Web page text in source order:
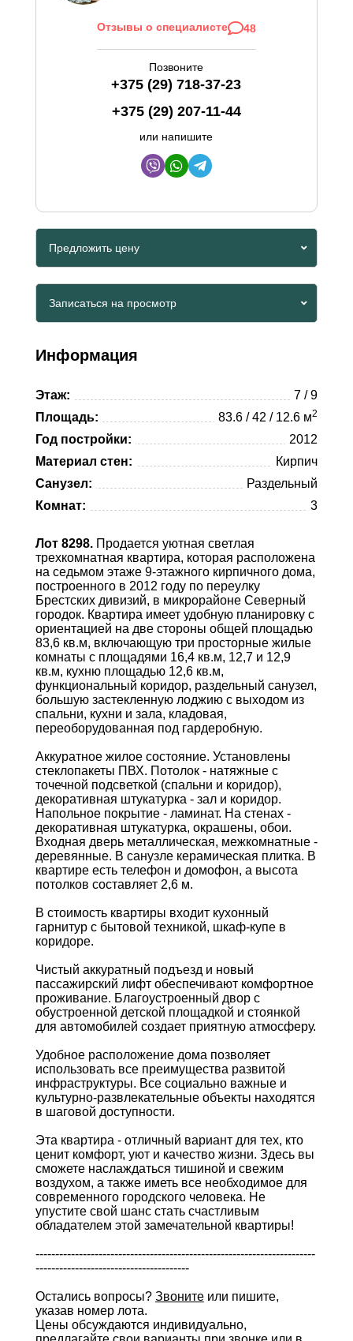
Отзывы о специалисте 48
Позвоните
+375 (29) 718-37-23
+375 (29) 207-11-44
или напишите
Предложить цену
Viber
Записаться на просмотр
Telegram
Информация
Этаж:
7 / 9
Площадь:
83.6 / 42 / 12.6 м2
Год постройки:
2012
Материал стен:
Кирпич
Санузел:
Раздельный
Комнат:
3
Лот 8298. Продается уютная светлая
трехкомнатная квартира, которая расположена
на седьмом этаже 9-этажного кирпичного дома,
построенного в 2012 году по переулку
Брестских дивизий, в микрорайоне Северный
городок. Квартира имеет удобную планировку с
ориентацией на две стороны общей площадью
83,6 кв.м, включающую три просторные жилые
комнаты с площадями 16,4 кв.м, 12,7 и 12,9
кв.м, кухню площадью 12,6 кв.м,
функциональный коридор, раздельный санузел,
большую застекленную лоджию с выходом из
спальни, кухни и зала, кладовая,
переоборудованная под гардеробную.
Аккуратное жилое состояние. Установлены
стеклопакеты ПВХ. Потолок - натяжные с
точечной подсветкой (спальни и коридор),
декоративная штукатурка - зал и коридор.
Напольное покрытие - ламинат. На стенах -
декоративная штукатурка, окрашены, обои.
Входная дверь металлическая, межкомнатные -
деревянные. В санузле керамическая плитка. В
квартире есть телефон и домофон, а высота
потолков составляет 2,6 м.
В стоимость квартиры входит кухонный
гарнитур с бытовой техникой, шкаф-купе в
коридоре.
Чистый аккуратный подъезд и новый
пассажирский лифт обеспечивают комфортное
проживание. Благоустроенный двор с
обустроенной детской площадкой и стоянкой
для автомобилей создает приятную атмосферу.
Удобное расположение дома позволяет
использовать все преимущества развитой
инфраструктуры. Все социально важные и
культурно-развлекательные объекты находятся
в шаговой доступности.
Эта квартира - отличный вариант для тех, кто
ценит комфорт, уют и качество жизни. Здесь вы
сможете наслаждаться тишиной и свежим
воздухом, а также иметь все необходимое для
современного городского человека. Не
упустите свой шанс стать счастливым
обладателем этой замечательной квартиры!
-----------------------------------------------------------------------
---------------------------------------
Остались вопросы? Звонитеили пишите,
указав номер лота.
Цены обсуждаются индивидуально,